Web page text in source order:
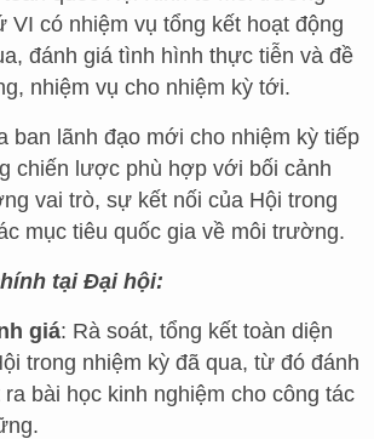
VI có nhiệm vụ tổng kết hoạt động
đánh giá tình hình thực tiễn và đề
nhiệm vụ cho nhiệm kỳ tới.
ban lãnh đạo mới cho nhiệm kỳ tiếp
chiến lược phù hợp với bối cảnh
vai trò, sự kết nối của Hội trong
mục tiêu quốc gia về môi trường.
tại Đại hội:
giá: Rà soát, tổng kết toàn diện
trong nhiệm kỳ đã qua, từ đó đánh
bài học kinh nghiệm cho công tác